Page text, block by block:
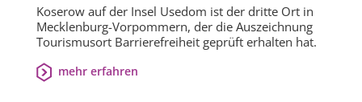
Koserow auf der Insel Usedom ist der dritte Ort in
Mecklenburg-Vorpommern, der die Auszeichnung
Tourismusort Barrierefreiheit geprüft erhalten hat.
mehr erfahren